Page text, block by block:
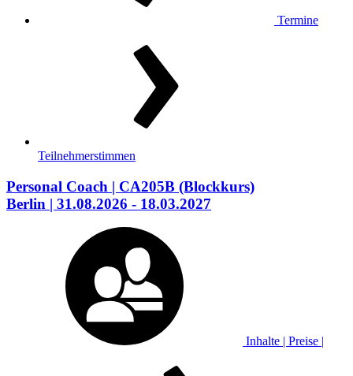
Termine
Teilnehmerstimmen
Personal Coach | CA205B (Blockkurs)
Berlin | 31.08.2026 - 18.03.2027
Inhalte | Preise |